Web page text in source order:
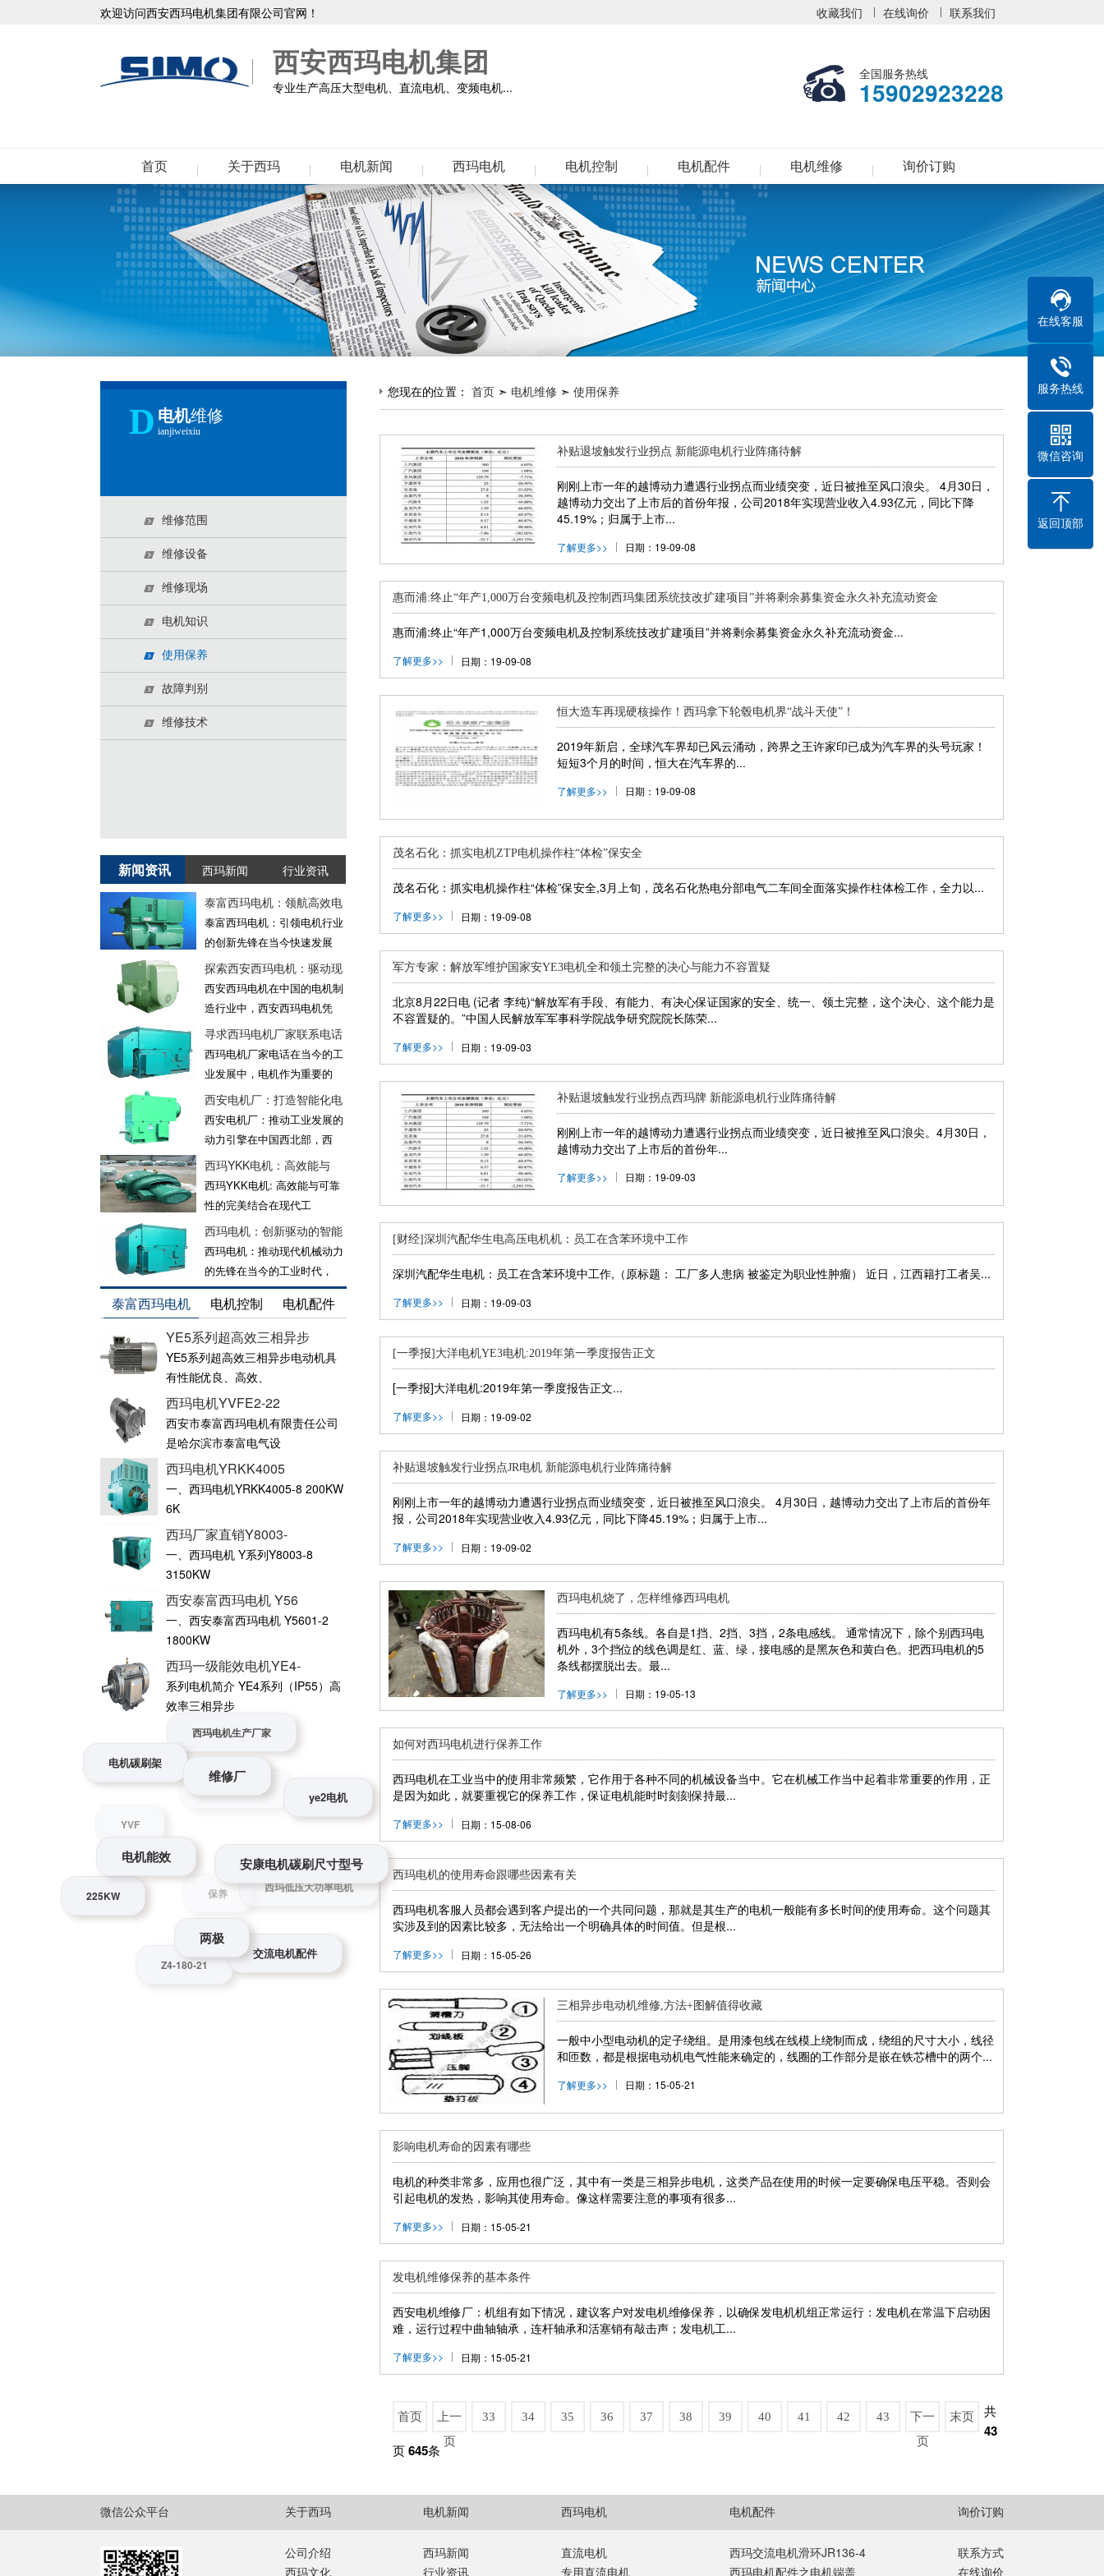
欢迎访问西安西玛电机集团有限公司官网！ 收藏我们 在线询价 联系我们
西安西玛电机集团
专业生产高压大型电机、直流电机、变频电机...
全国服务热线
15902923228
首页 关于西玛 电机新闻 西玛电机 电机控制 电机配件 电机维修 询价订购
D 电机维修
ianjiweixiu
维修范围
维修设备
维修现场
电机知识
使用保养
故障判别
维修技术
新闻资讯 西玛新闻
行业资讯
泰富西玛电机：领航高效电
泰富西玛电机：引领电机行业
的创新先锋在当今快速发展
探索西安西玛电机：驱动现
西安西玛电机在中国的电机制
造行业中，西安西玛电机凭
寻求西玛电机厂家联系电话
西玛电机厂家电话在当今的工
业发展中，电机作为重要的
西安电机厂：打造智能化电
西安电机厂：推动工业发展的
动力引擎在中国西北部，西
西玛YKK电机：高效能与
西玛YKK电机: 高效能与可靠
性的完美结合在现代工
西玛电机：创新驱动的智能
西玛电机：推动现代机械动力
的先锋在当今的工业时代，
泰富西玛电机 电机控制
电机配件
YE5系列超高效三相异步
YE5系列超高效三相异步电动机具
有性能优良、高效、
西玛电机YVFE2-22
西安市泰富西玛电机有限责任公司
是哈尔滨市泰富电气设
西玛电机YRKK4005
一、西玛电机YRKK4005-8 200KW
6K
西玛厂家直销Y8003-
一、西玛电机 Y系列Y8003-8
3150KW
西安泰富西玛电机 Y56
一、西安泰富西玛电机 Y5601-2
1800KW
西玛一级能效电机YE4-
系列电机简介 YE4系列（IP55）高
效率三相异步
225KW
Z4-180-21
交流电机配件
安康电机碳刷尺寸型号
电机碳刷架
ye2电机
西玛电机生产厂家
您现在的位置： 首页 ➣ 电机维修 ➣ 使用保养
补贴退坡触发行业拐点 新能源电机行业阵痛待解
刚刚上市一年的越博动力遭遇行业拐点而业绩突变，近日被推至风口浪尖。 4月30日，
越博动力交出了上市后的首份年报，公司2018年实现营业收入4.93亿元，同比下降
45.19%；归属于上市...
了解更多>> 日期：19-09-08
惠而浦:终止“年产1,000万台变频电机及控制西玛集团系统技改扩建项目”并将剩余募集资金永久补充流动资金
惠而浦:终止“年产1,000万台变频电机及控制系统技改扩建项目”并将剩余募集资金永久补充流动资金...
了解更多>> 日期：19-09-08
恒大造车再现硬核操作！西玛拿下轮毂电机界“战斗天使”！
2019年新启，全球汽车界却已风云涌动，跨界之王许家印已成为汽车界的头号玩家！
短短3个月的时间，恒大在汽车界的...
了解更多>> 日期：19-09-08
茂名石化：抓实电机ZTP电机操作柱“体检”保安全
茂名石化：抓实电机操作柱“体检”保安全,3月上旬，茂名石化热电分部电气二车间全面落实操作柱体检工作，全力以...
了解更多>> 日期：19-09-08
军方专家：解放军维护国家安YE3电机全和领土完整的决心与能力不容置疑
北京8月22日电 (记者 李纯)“解放军有手段、有能力、有决心保证国家的安全、统一、领土完整，这个决心、这个能力是
不容置疑的。”中国人民解放军军事科学院战争研究院院长陈荣...
了解更多>> 日期：19-09-03
补贴退坡触发行业拐点西玛牌 新能源电机行业阵痛待解
刚刚上市一年的越博动力遭遇行业拐点而业绩突变，近日被推至风口浪尖。4月30日，
越博动力交出了上市后的首份年...
了解更多>> 日期：19-09-03
[财经]深圳汽配华生电高压电机机：员工在含苯环境中工作
深圳汽配华生电机：员工在含苯环境中工作,（原标题： 工厂多人患病 被鉴定为职业性肿瘤） 近日，江西籍打工者吴...
了解更多>> 日期：19-09-03
[一季报]大洋电机YE3电机:2019年第一季度报告正文
[一季报]大洋电机:2019年第一季度报告正文...
了解更多>> 日期：19-09-02
补贴退坡触发行业拐点JR电机 新能源电机行业阵痛待解
刚刚上市一年的越博动力遭遇行业拐点而业绩突变，近日被推至风口浪尖。 4月30日，越博动力交出了上市后的首份年
报，公司2018年实现营业收入4.93亿元，同比下降45.19%；归属于上市...
了解更多>> 日期：19-09-02
西玛电机烧了，怎样维修西玛电机
西玛电机有5条线。各自是1挡、2挡、3挡，2条电感线。 通常情况下，除个别西玛电
机外，3个挡位的线色调是红、蓝、绿，接电感的是黑灰色和黄白色。把西玛电机的5
条线都摆脱出去。最...
了解更多>> 日期：19-05-13
如何对西玛电机进行保养工作
西玛电机在工业当中的使用非常频繁，它作用于各种不同的机械设备当中。它在机械工作当中起着非常重要的作用，正
是因为如此，就要重视它的保养工作，保证电机能时时刻刻保持最...
了解更多>> 日期：15-08-06
西玛电机的使用寿命跟哪些因素有关
西玛电机客服人员都会遇到客户提出的一个共同问题，那就是其生产的电机一般能有多长时间的使用寿命。这个问题其
实涉及到的因素比较多，无法给出一个明确具体的时间值。但是根...
了解更多>> 日期：15-05-26
三相异步电动机维修,方法+图解值得收藏
一般中小型电动机的定子绕组。是用漆包线在线模上绕制而成，绕组的尺寸大小，线径
和匝数，都是根据电动机电气性能来确定的，线圈的工作部分是嵌在铁芯槽中的两个...
了解更多>> 日期：15-05-21
影响电机寿命的因素有哪些
电机的种类非常多，应用也很广泛，其中有一类是三相异步电机，这类产品在使用的时候一定要确保电压平稳。否则会
引起电机的发热，影响其使用寿命。像这样需要注意的事项有很多...
了解更多>> 日期：15-05-21
发电机维修保养的基本条件
西安电机维修厂：机组有如下情况，建议客户对发电机维修保养，以确保发电机机组正常运行：发电机在常温下启动困
难，运行过程中曲轴轴承，连杆轴承和活塞销有敲击声；发电机工...
了解更多>> 日期：15-05-21
首页
上一
页
33 34 35 36 37 38 39 40 41 42 43
下一
页
末页 共
43
页645条
微信公众平台 关于西玛
公司介绍
西玛文化
电机新闻
西玛新闻
行业资讯
西玛电机
直流电机
专用直流电机
电机配件
西玛交流电机滑环JR136-4
西玛电机配件之电机端盖
询价订购
联系方式
在线询价
在线客服
服务热线
微信咨询
返回顶部